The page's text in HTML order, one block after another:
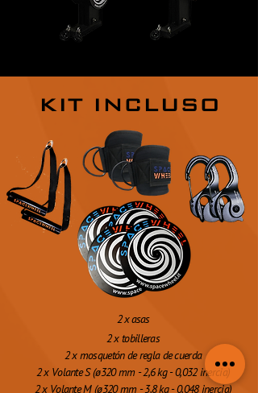
KIT INCLUSO
2 x asas
2 x tobilleras
2 x mosquetón de regla de cuerda
2 x Volante S (ø320 mm - 2,6 kg - 0,032 inercia)
2 x Volante M (ø320 mm - 3.8 kg - 0.048 inercia)